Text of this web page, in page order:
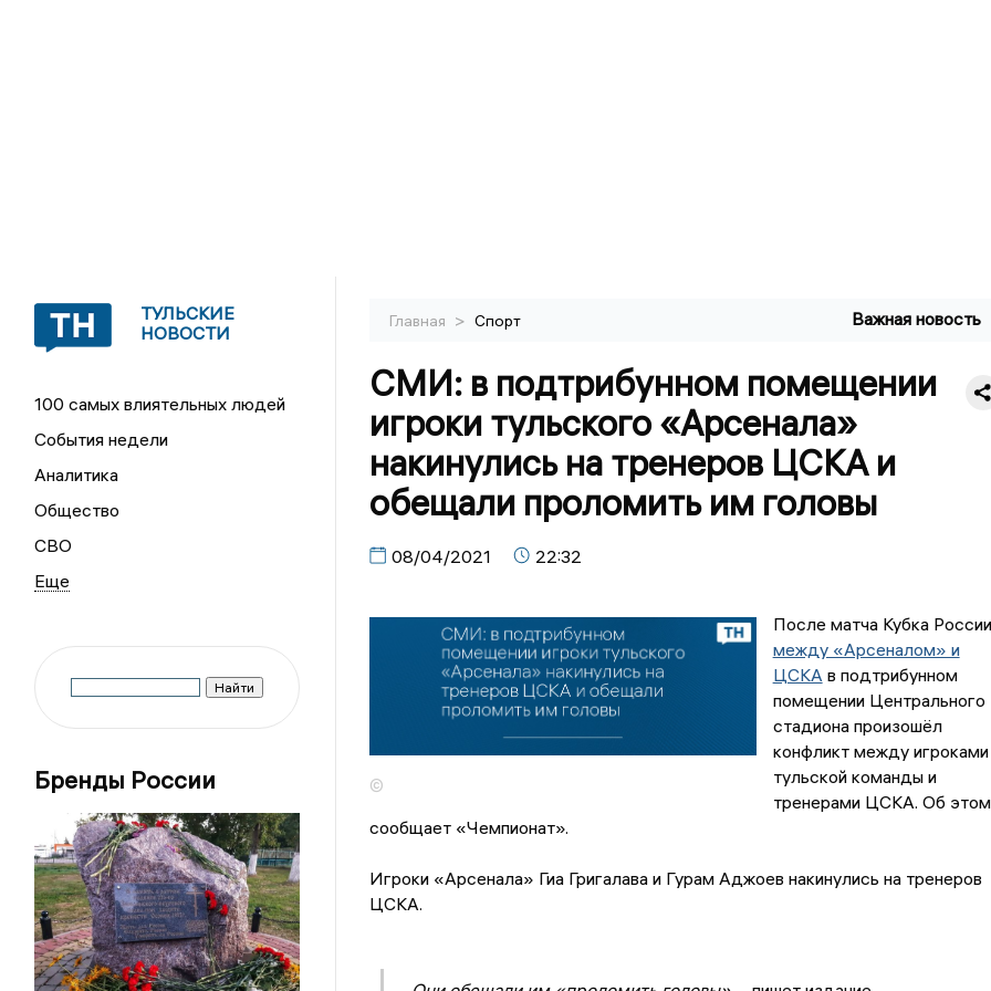
ТУЛЬСКИЕ
НОВОСТИ
100 самых влиятельных людей
События недели
Аналитика
Общество
СВО
Бренды России
Главная > Спорт Важная новость
СМИ: в подтрибунном помещении
игроки тульского «Арсенала»
накинулись на тренеров ЦСКА и
обещали проломить им головы
08/04/2021 22:32
©
После матча Кубка России
между «Арсеналом» и
ЦСКАв подтрибунном
помещении Центрального
стадиона произошёл
конфликт между игроками
тульской команды и
тренерами ЦСКА. Об этом
сообщает «Чемпионат».
Игроки «Арсенала» Гиа Григалава и Гурам Аджоев накинулись на тренеров
ЦСКА.